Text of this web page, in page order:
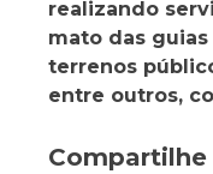
realizando
mato das
terrenos
entre outros,